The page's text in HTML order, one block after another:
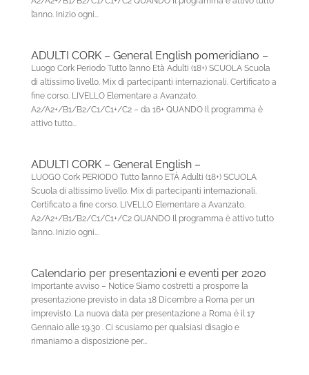
l’anno. Inizio ogni...
ADULTI CORK – General English pomeridiano –
Luogo Cork Periodo Tutto l’anno Età Adulti (18+) SCUOLA Scuola
di altissimo livello. Mix di partecipanti internazionali. Certificato a
fine corso. LIVELLO Elementare a Avanzato.
A2/A2+/B1/B2/C1/C1+/C2 – da 16+ QUANDO Il programma è
attivo tutto...
ADULTI CORK – General English –
LUOGO Cork PERIODO Tutto l’anno ETÀ Adulti (18+) SCUOLA
Scuola di altissimo livello. Mix di partecipanti internazionali.
Certificato a fine corso. LIVELLO Elementare a Avanzato.
A2/A2+/B1/B2/C1/C1+/C2 QUANDO Il programma è attivo tutto
l’anno. Inizio ogni...
Calendario per presentazioni e eventi per 2020
Importante avviso – Notice Siamo costretti a prosporre la
presentazione previsto in data 18 Dicembre a Roma per un
imprevisto. La nuova data per presentazione a Roma è il 17
Gennaio alle 19.30 . Ci scusiamo per qualsiasi disagio e
rimaniamo a disposizione per...